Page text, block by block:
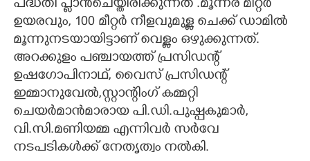
പദ്ധതി പ്ലാൻചെയ്തിരിക്കുന്നത് .മൂന്നര മീറ്റർ
ഉയരവും, 100 മീറ്റർ നീളവുമുള്ള ചെക്ക് ഡാമിൽ
മൂന്നുനടയായിട്ടാണ് വെള്ളം ഒഴുക്കുന്നത്.
അറക്കുളം പഞ്ചായത്ത് പ്രസിഡന്റ്
ഉഷഗോപിനാഥ്, വൈസ് പ്രസിഡന്റ്
ഇമ്മാനുവേൽ,സ്റ്റാന്റിംഗ് കമ്മറ്റി
ചെയർമാൻമാരായ പി.ഡി.പുഷ്പകുമാർ,
വി.സി.മണിയമ്മ എന്നിവർ സർവേ
നടപടികൾക്ക് നേതൃത്വം നൽകി.